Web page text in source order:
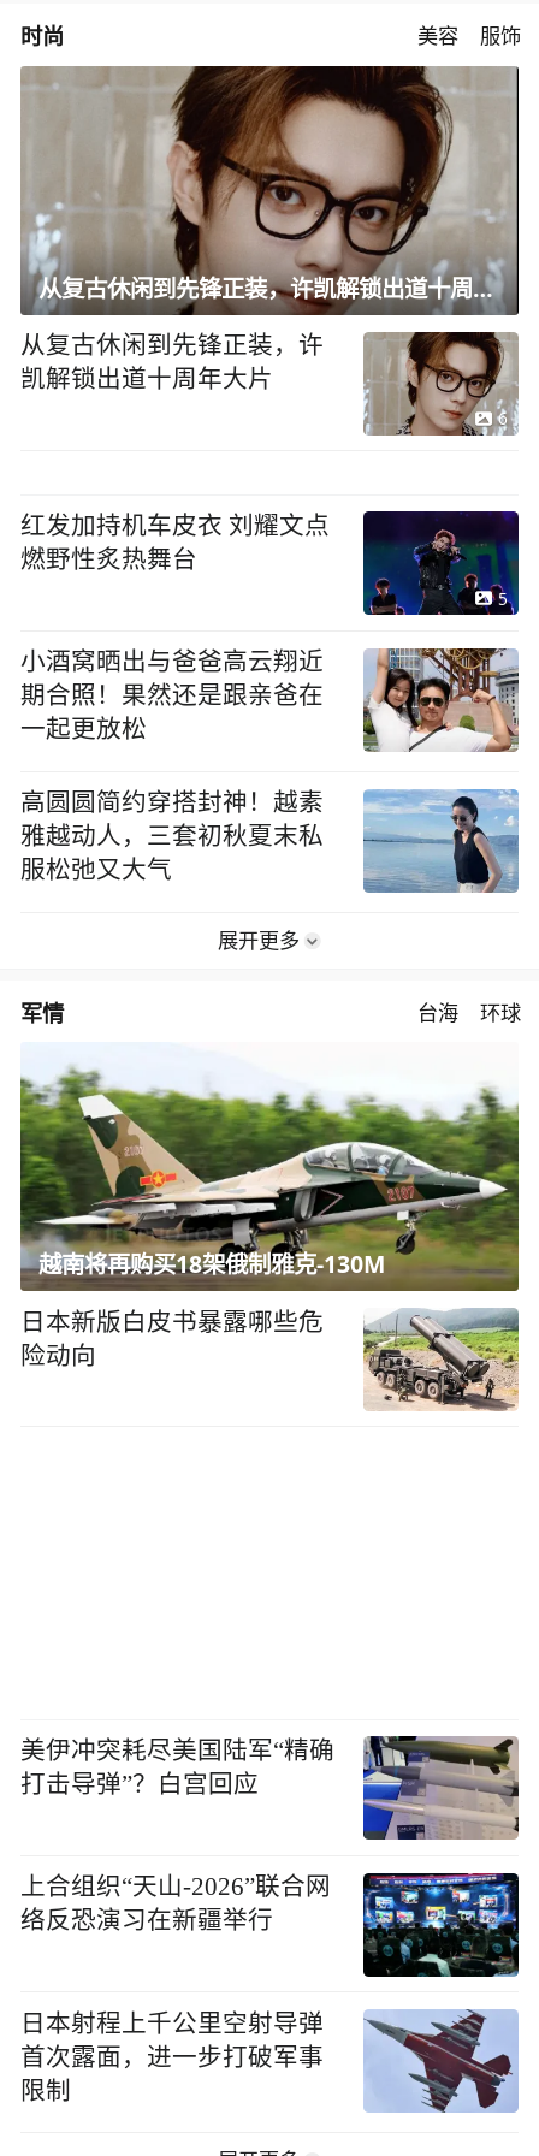
时尚 美容 服饰
从复古休闲到先锋正装，许凯解锁出道十周年大片
从复古休闲到先锋正装，许
凯解锁出道十周年大片
6
红发加持机车皮衣 刘耀文点
燃野性炙热舞台
5
小酒窝晒出与爸爸高云翔近
期合照！果然还是跟亲爸在
一起更放松
高圆圆简约穿搭封神！越素
雅越动人，三套初秋夏末私
服松弛又大气
展开更多
军情 台海 环球
越南将再购买18架俄制雅克-130M
日本新版白皮书暴露哪些危
险动向
美伊冲突耗尽美国陆军“精确
打击导弹”？白宫回应
上合组织“天山-2026”联合网
络反恐演习在新疆举行
日本射程上千公里空射导弹
首次露面，进一步打破军事
限制